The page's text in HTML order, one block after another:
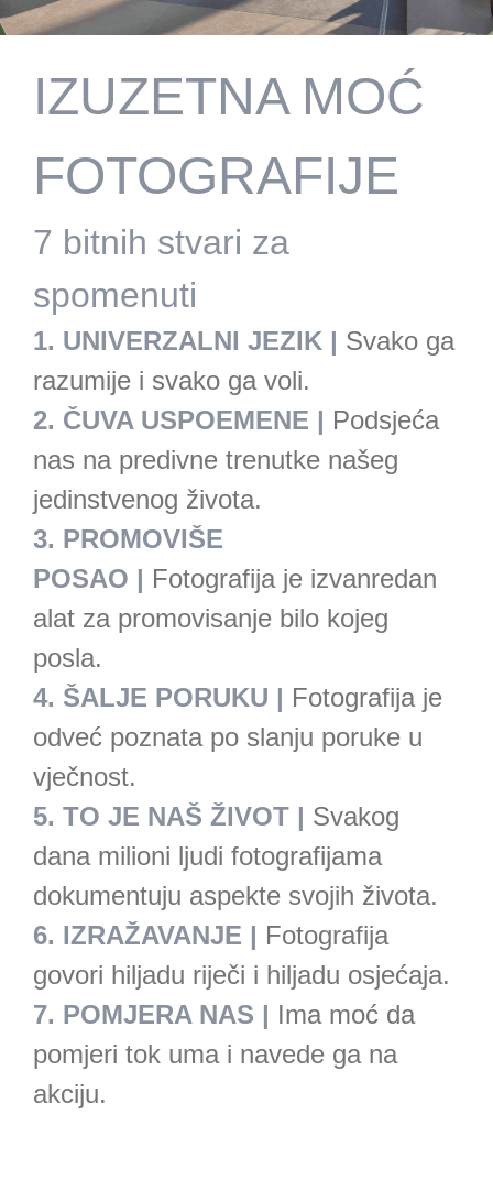
IZUZETNA MOĆ
FOTOGRAFIJE
7 bitnih stvari za
spomenuti
1. UNIVERZALNI JEZIK | Svako ga
razumije i svako ga voli.
2. ČUVA USPOEMENE | Podsjeća
nas na predivne trenutke našeg
jedinstvenog života.
3. PROMOVIŠE
POSAO | Fotografija je izvanredan
alat za promovisanje bilo kojeg
posla.
4. ŠALJE PORUKU | Fotografija je
odveć poznata po slanju poruke u
vječnost.
5. TO JE NAŠ ŽIVOT | Svakog
dana milioni ljudi fotografijama
dokumentuju aspekte svojih života.
6. IZRAŽAVANJE | Fotografija
govori hiljadu riječi i hiljadu osjećaja.
7. POMJERA NAS | Ima moć da
pomjeri tok uma i navede ga na
akciju.